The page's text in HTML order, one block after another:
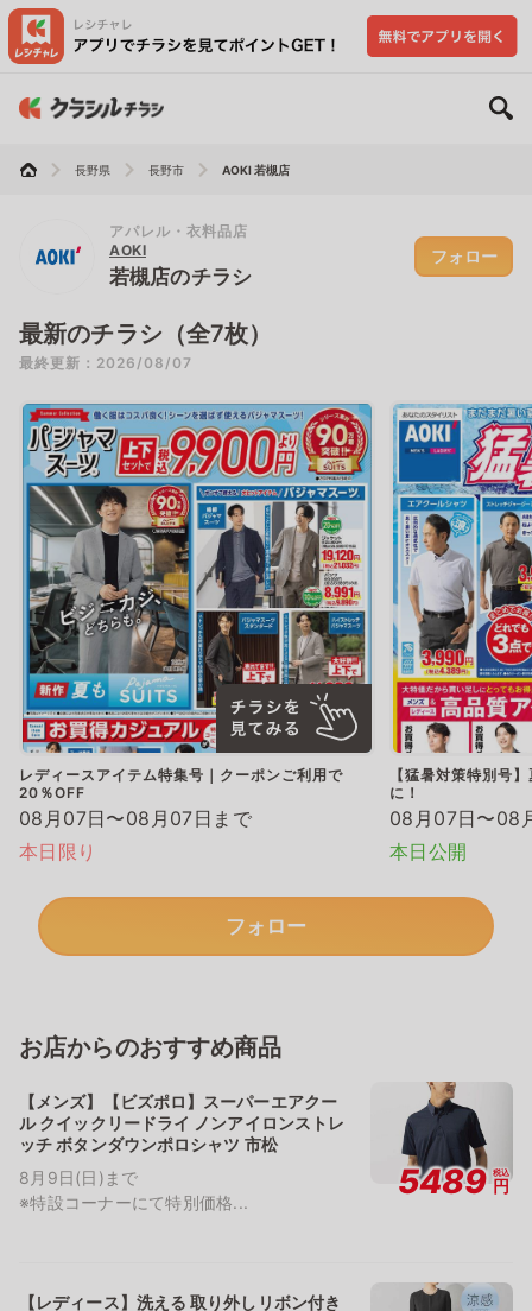
長野県 長野市 AOKI 若槻店
アパレル・衣料品店
AOKI
若槻店のチラシ
フォロー
最新のチラシ（全7枚）
最終更新：2026/08/07
レディースアイテム特集号｜クーポンご利用で
20％OFF
08月07日〜08月07日まで
本日限り
【猛暑対策特別号
に！
08月07日〜08
本日公開
フォロー
お店からのおすすめ商品
【メンズ】【ビズポロ】スーパーエアクー
ル クイックリードライ ノンアイロンストレ
ッチ ボタンダウンポロシャツ 市松
8月9日(日)まで
※特設コーナーにて特別価格...
5489 税込
円
【レディース】洗える 取り外しリボン付き